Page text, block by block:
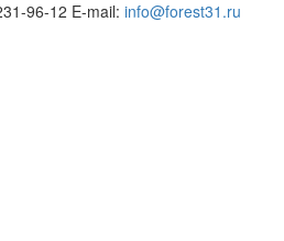
96-12 E-mail: info@forest31.ru